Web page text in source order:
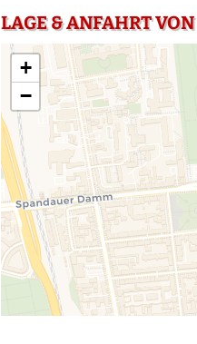
LAGE & ANFAHRT
+
−